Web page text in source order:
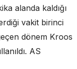
alanda kaldığı
vakit birinci
dönem Kroos
AS